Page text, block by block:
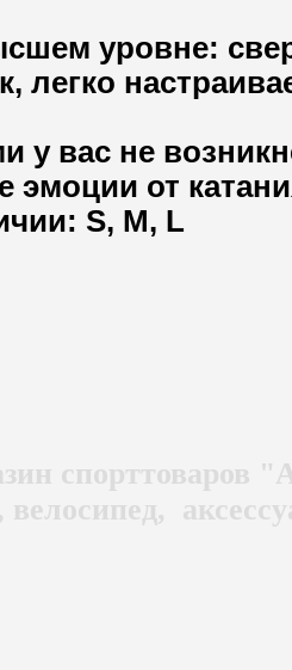
уровне:
легко
у вас не
эмоции от
S, M, L
спорттоваров
велосипед,